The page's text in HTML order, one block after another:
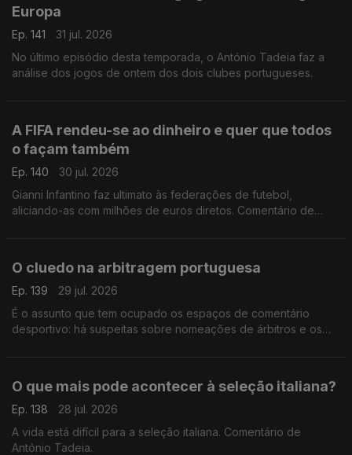
Europa
Ep. 141
31 jul. 2026
No último episódio desta temporada, o António Tadeia faz a
análise dos jogos de ontem dos dois clubes portugueses.
A FIFA rendeu-se ao dinheiro e quer que todos
o façam também
Ep. 140
30 jul. 2026
Gianni Infantino faz ultimato às federações de futebol,
aliciando-as com milhões de euros diretos. Comentário de
O cluedo na arbitragem portuguesa
Ep. 139
29 jul. 2026
É o assunto que tem ocupado os espaços de comentário
desportivo: há suspeitas sobre nomeações de árbitros e os
O que mais pode acontecer à seleção italiana?
Ep. 138
28 jul. 2026
A vida está difícil para a seleção italiana. Comentário de
António Tadeia.